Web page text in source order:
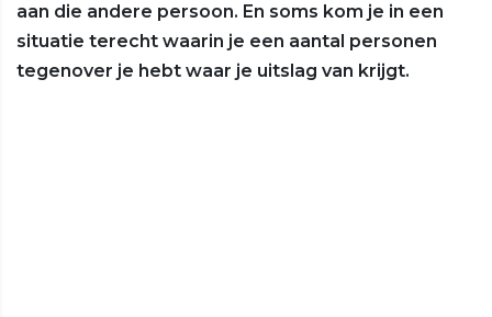
aan die andere persoon. En soms kom je in een
situatie terecht waarin je een aantal personen
tegenover je hebt waar je uitslag van krijgt.